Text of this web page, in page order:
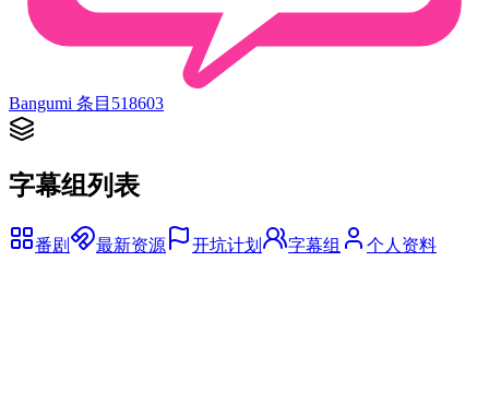
Bangumi 条目 518603
字幕组列表
番剧 最新资源 开坑计划 字幕组 个人资料